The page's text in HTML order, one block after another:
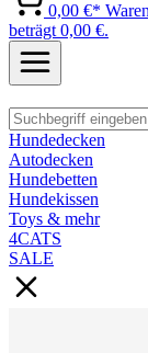
0,00 €*
beträgt 0,00 €.
Hundedecken
Autodecken
Hundebetten
Hundekissen
Toys & mehr
4CATS
SALE